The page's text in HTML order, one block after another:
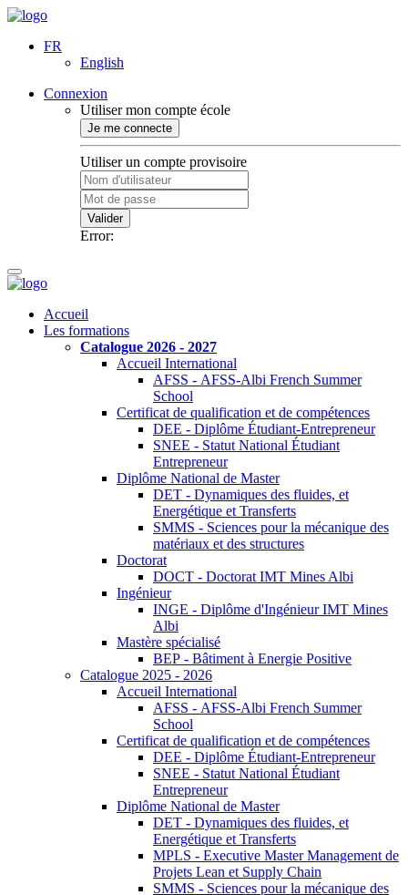
FR
English
Connexion
Utiliser mon compte école
Je me connecte
Utiliser un compte provisoire
Valider
Error:
Accueil
Les formations
Catalogue 2026 - 2027
Accueil International
AFSS - AFSS-Albi French Summer
School
Certificat de qualification et de compétences
DEE - Diplôme Étudiant-Entrepreneur
SNEE - Statut National Étudiant
Entrepreneur
Diplôme National de Master
DET - Dynamiques des fluides, et
Energétique et Transferts
SMMS - Sciences pour la mécanique des
matériaux et des structures
Doctorat
DOCT - Doctorat IMT Mines Albi
Ingénieur
INGE - Diplôme d'Ingénieur IMT Mines
Albi
Mastère spécialisé
BEP - Bâtiment à Energie Positive
Catalogue 2025 - 2026
Accueil International
AFSS - AFSS-Albi French Summer
School
Certificat de qualification et de compétences
DEE - Diplôme Étudiant-Entrepreneur
SNEE - Statut National Étudiant
Entrepreneur
Diplôme National de Master
DET - Dynamiques des fluides, et
Energétique et Transferts
MPLS - Executive Master Management de
Projets Lean et Supply Chain
SMMS - Sciences pour la mécanique des